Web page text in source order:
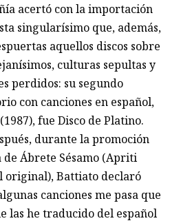
acertó con la importación
singularísimo que, además,
aquellos discos sobre
culturas sepultas y
perdidos: su segundo
con canciones en español,
fue Disco de Platino.
durante la promoción
de Ábrete Sésamo (Apriti
original), Battiato declaró
canciones me pasa que
las he traducido del español